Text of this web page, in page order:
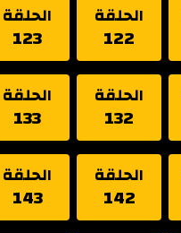
الحلقة
122
الحلقة
123
الحلقة
132
الحلقة
133
الحلقة
142
الحلقة
143